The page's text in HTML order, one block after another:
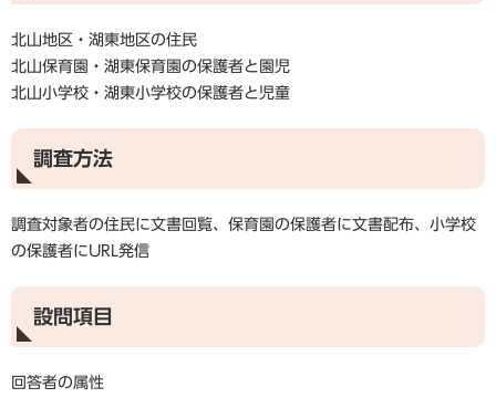
北山地区・湖東地区の住民
北山保育園・湖東保育園の保護者と園児
北山小学校・湖東小学校の保護者と児童
調査方法
調査対象者の住民に文書回覧、保育園の保護者に文書配布、小学校
の保護者にURL発信
設問項目
回答者の属性